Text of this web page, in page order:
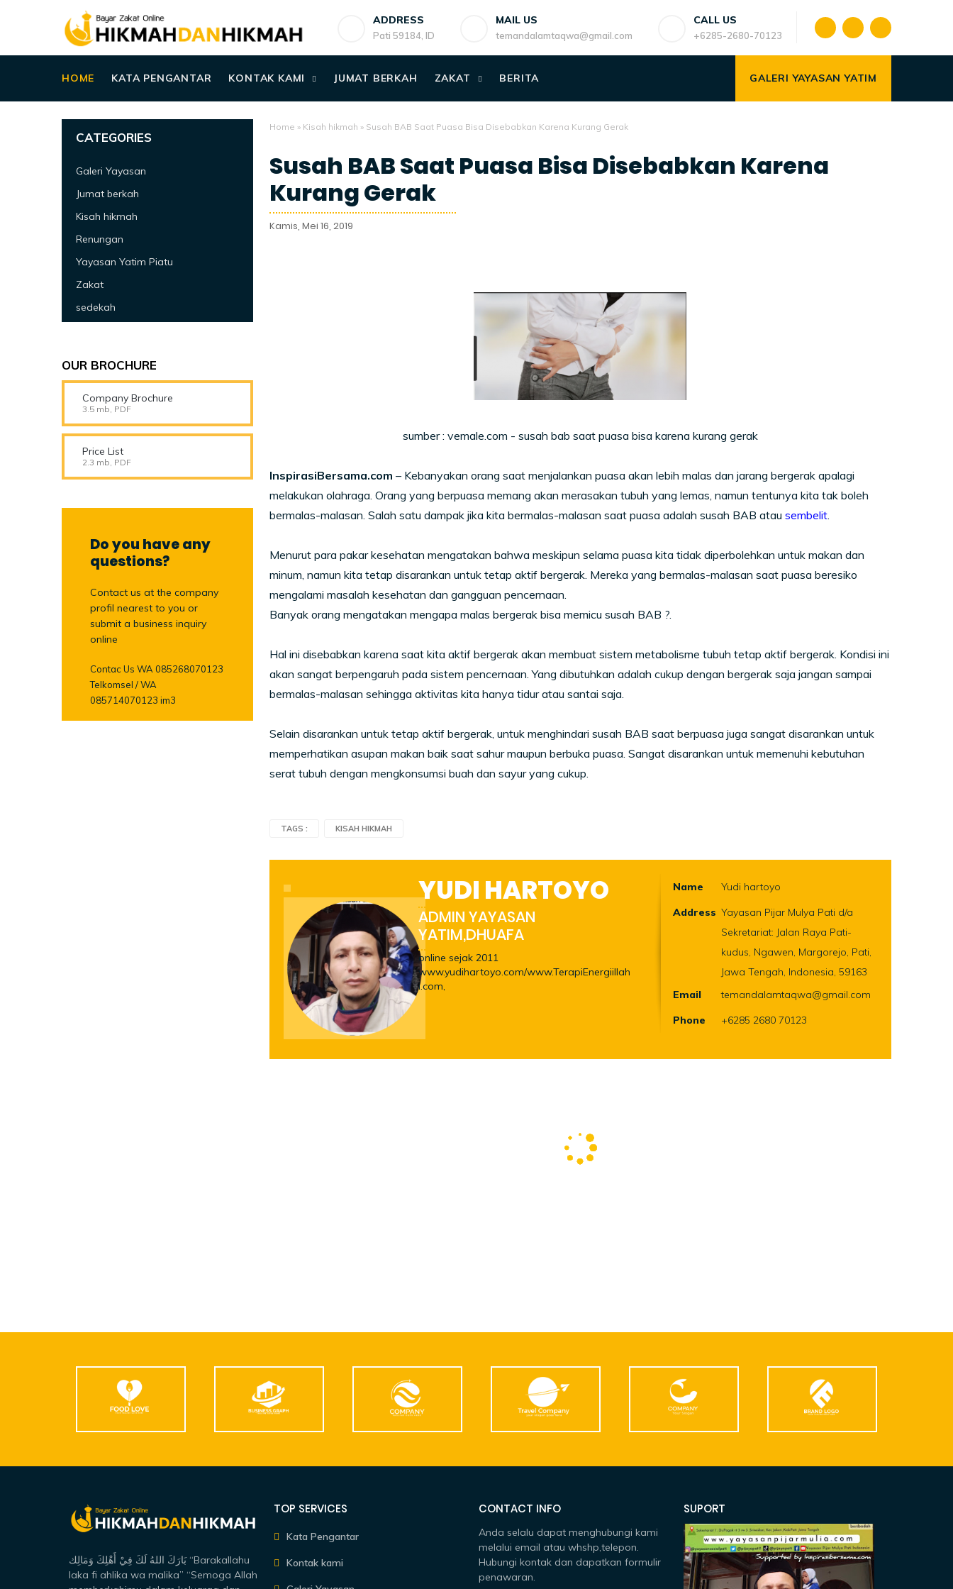
ADDRESS
Pati 59184, ID
MAIL US
temandalamtaqwa@gmail.com
CALL US
+6285-2680-70123
HOME KATA PENGANTAR KONTAK KAMI JUMAT BERKAH ZAKAT BERITA GALERI YAYASAN YATIM
Home » Kisah hikmah » Susah BAB Saat Puasa Bisa Disebabkan Karena Kurang Gerak
Susah BAB Saat Puasa Bisa Disebabkan Karena
Kurang Gerak
Kamis, Mei 16, 2019
sumber : vemale.com - susah bab saat puasa bisa karena kurang gerak
InspirasiBersama.com – Kebanyakan orang saat menjalankan puasa akan lebih malas dan jarang bergerak apalagi
melakukan olahraga. Orang yang berpuasa memang akan merasakan tubuh yang lemas, namun tentunya kita tak boleh
bermalas-malasan. Salah satu dampak jika kita bermalas-malasan saat puasa adalah susah BAB atau sembelit.
Menurut para pakar kesehatan mengatakan bahwa meskipun selama puasa kita tidak diperbolehkan untuk makan dan
minum, namun kita tetap disarankan untuk tetap aktif bergerak. Mereka yang bermalas-malasan saat puasa beresiko
mengalami masalah kesehatan dan gangguan pencernaan.
Banyak orang mengatakan mengapa malas bergerak bisa memicu susah BAB ?.
Hal ini disebabkan karena saat kita aktif bergerak akan membuat sistem metabolisme tubuh tetap aktif bergerak. Kondisi ini
akan sangat berpengaruh pada sistem pencernaan. Yang dibutuhkan adalah cukup dengan bergerak saja jangan sampai
bermalas-malasan sehingga aktivitas kita hanya tidur atau santai saja.
Selain disarankan untuk tetap aktif bergerak, untuk menghindari susah BAB saat berpuasa juga sangat disarankan untuk
memperhatikan asupan makan baik saat sahur maupun berbuka puasa. Sangat disarankan untuk memenuhi kebutuhan
serat tubuh dengan mengkonsumsi buah dan sayur yang cukup.
TAGS : KISAH HIKMAH
YUDI HARTOYO
ADMIN YAYASAN
YATIM,DHUAFA
online sejak 2011
www.yudihartoyo.com/www.TerapiEnergiillah
i.com,
Name
Yudi hartoyo
Address Yayasan Pijar Mulya Pati d/a
Sekretariat: Jalan Raya Pati-
kudus, Ngawen, Margorejo, Pati,
Jawa Tengah, Indonesia, 59163
Email
temandalamtaqwa@gmail.com
Phone
+6285 2680 70123
CATEGORIES
Galeri Yayasan
Jumat berkah
Kisah hikmah
Renungan
Yayasan Yatim Piatu
Zakat
sedekah
OUR BROCHURE
Company Brochure
3.5 mb, PDF
Price List
2.3 mb, PDF
Do you have any
questions?
Contact us at the company
profil nearest to you or
submit a business inquiry
online
Contac Us WA 085268070123
Telkomsel / WA
085714070123 im3
بَارَكَ اللهُ لَكَ فِيْ أَهْلِكَ وَمَالِك “Barakallahu
laka fi ahlika wa malika” “Semoga Allah
TOP SERVICES
Kata Pengantar
Kontak kami
CONTACT INFO
Anda selalu dapat menghubungi kami
melalui email atau whshp,telepon.
Hubungi kontak dan dapatkan formulir
penawaran.
SUPORT